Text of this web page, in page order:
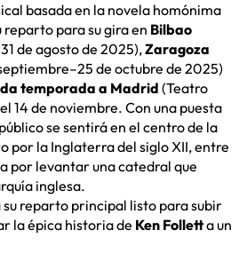
basada en la novela homónima
reparto para su gira en Bilbao
de agosto de 2025),Zaragoza
de octubre de 2025)
temporada a Madrid (Teatro
14 de noviembre. Con una puesta
se sentirá en el centro de la
por la Inglaterra del siglo XII, entre
por levantar una catedral que
inglesa.
reparto principal listo para subir
la épica historia de Ken Folletta un